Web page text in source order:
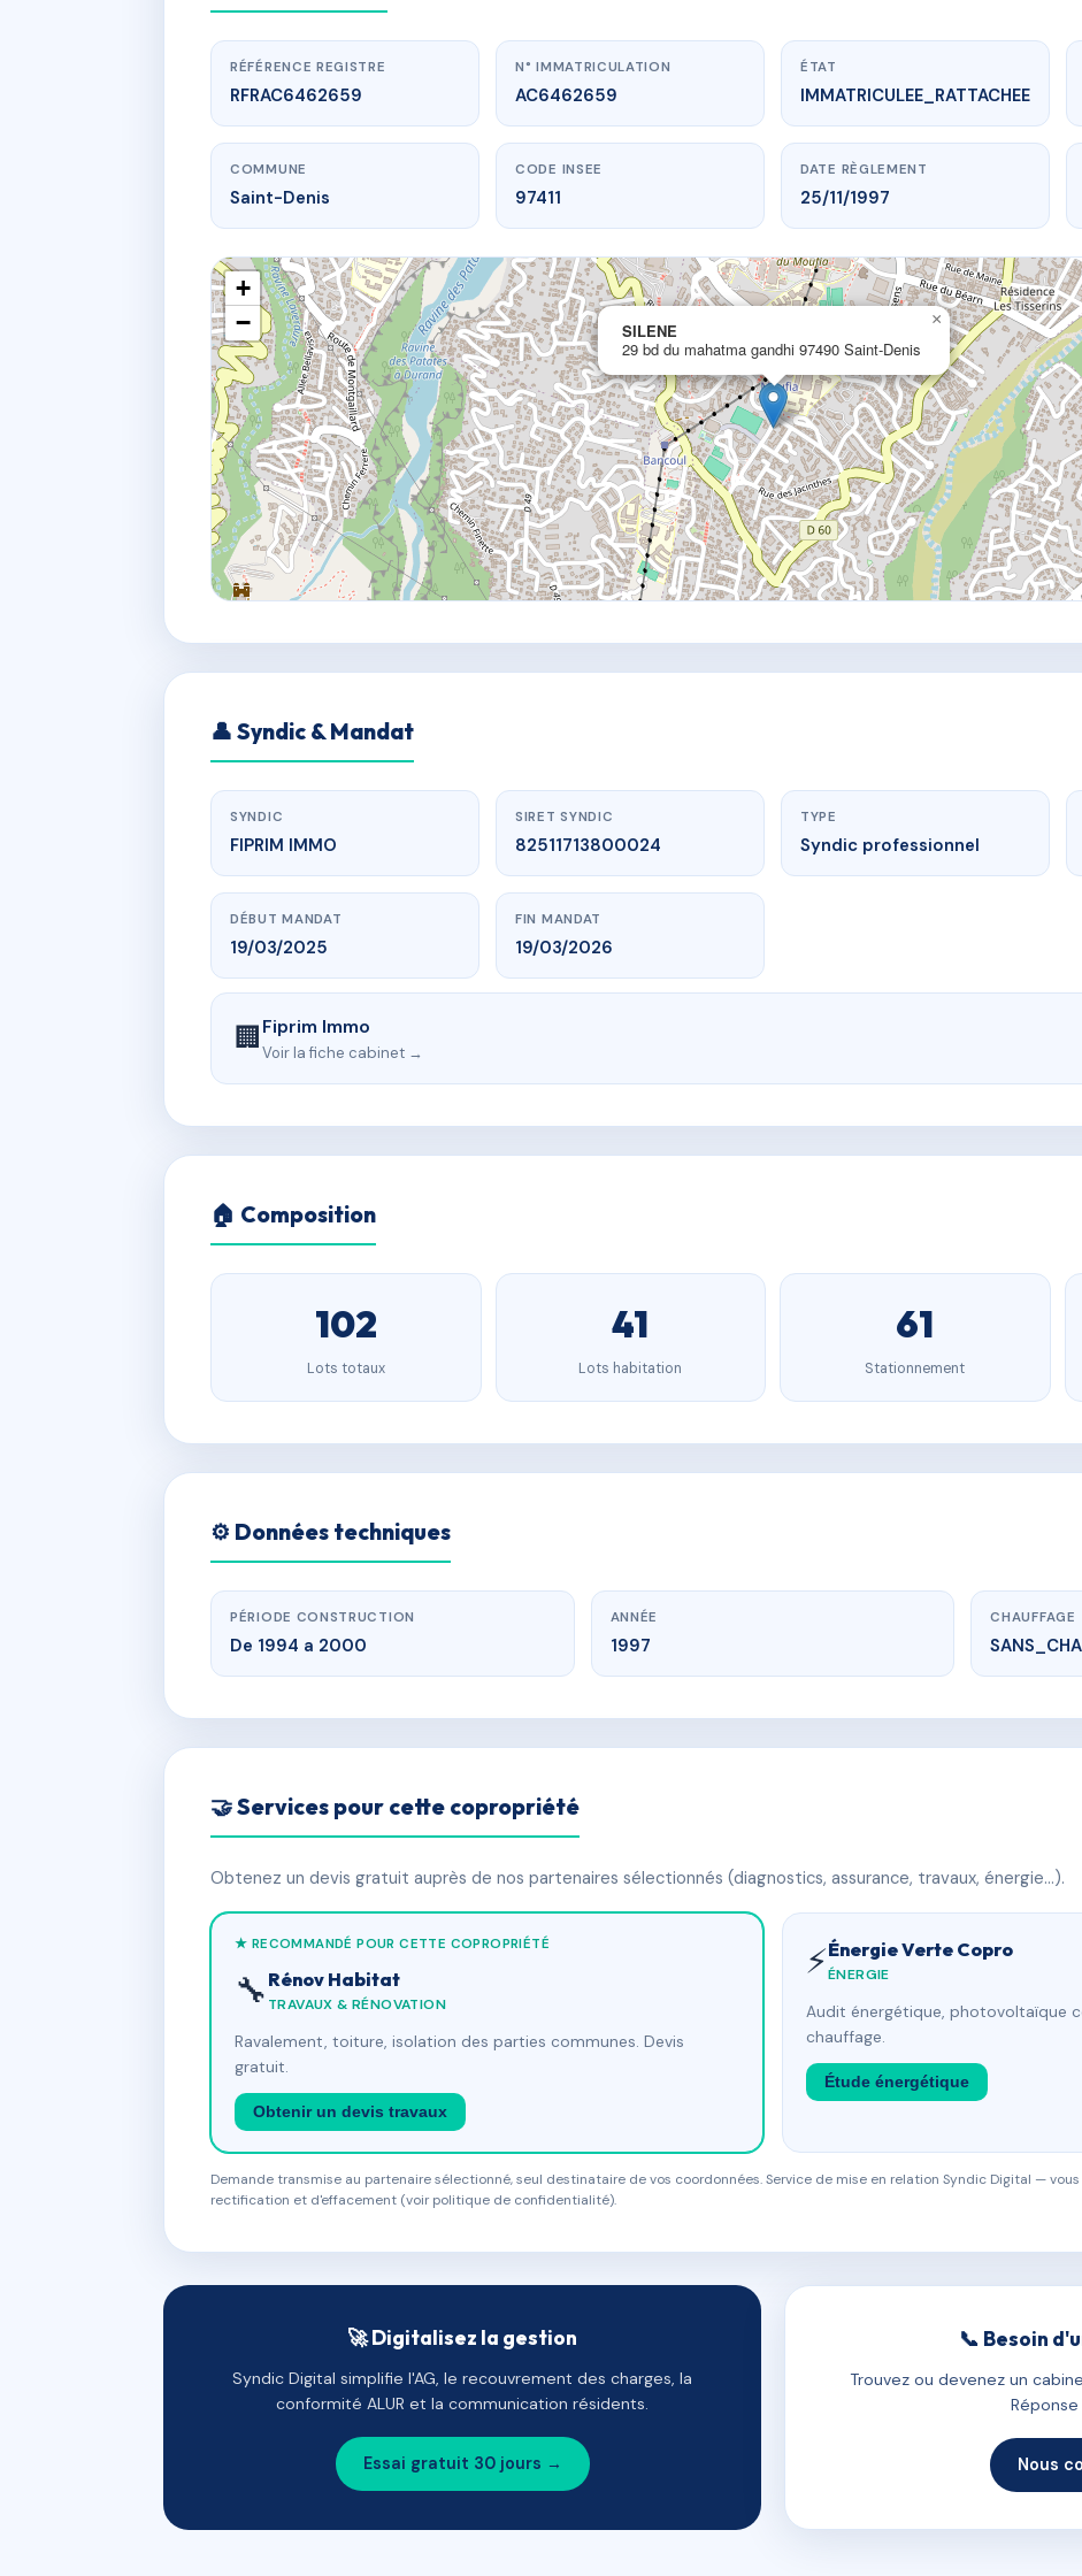
www.vme.plus/AC6462659
SILENE
29 bd du mahatma gandhi97490 Saint-Denis
RÉFÉRENCE REGISTRE
RFRAC6462659
N° IMMATRICULATION
AC6462659
ÉTAT
IMMATRICULEE_RATTACHEE
COMMUNE
Saint-Denis
CODE INSEE
97411
DATE RÈGLEMENT
25/11/1997
SILENE
29 bd du mahatma gandhi 97490 Saint-Denis
×
+
−
👤 Syndic & Mandat
SYNDIC
FIPRIM IMMO
SIRET SYNDIC
82511713800024
TYPE
Syndic professionnel
DÉBUT MANDAT
19/03/2025
FIN MANDAT
19/03/2026
🏢Fiprim Immo
Voir la fiche cabinet →
🏠 Composition
102
Lots totaux
41
Lots habitation
61
Stationnement
⚙️ Données techniques
PÉRIODE CONSTRUCTION
De 1994 a 2000
ANNÉE
1997
CHAUFFAGE
🤝 Services pour cette copropriété
Obtenez un devis gratuit auprès de nos partenaires sélectionnés (diagnostics, assurance, travaux, énergie…).
★ RECOMMANDÉ POUR CETTE COPROPRIÉTÉ
🔧 Rénov Habitat
TRAVAUX & RÉNOVATION
Ravalement, toiture, isolation des parties communes. Devis
gratuit.
Obtenir un devis travaux
⚡Énergie Verte Copro
ÉNERGIE
Audit énergétique, photovoltaïque
chauffage.
Étude énergétique
Demande transmise au partenaire sélectionné, seul destinataire de vos coordonnées. Service de mise en relation Syndic Digital —
rectification et d'effacement (voir politique de confidentialité).
🚀 Digitalisez la gestion
Syndic Digital simplifie l'AG, le recouvrement des charges, la
conformité ALUR et la communication résidents.
Essai gratuit 30 jours →
📞 Besoin
Trouvez ou devenez un
Nous